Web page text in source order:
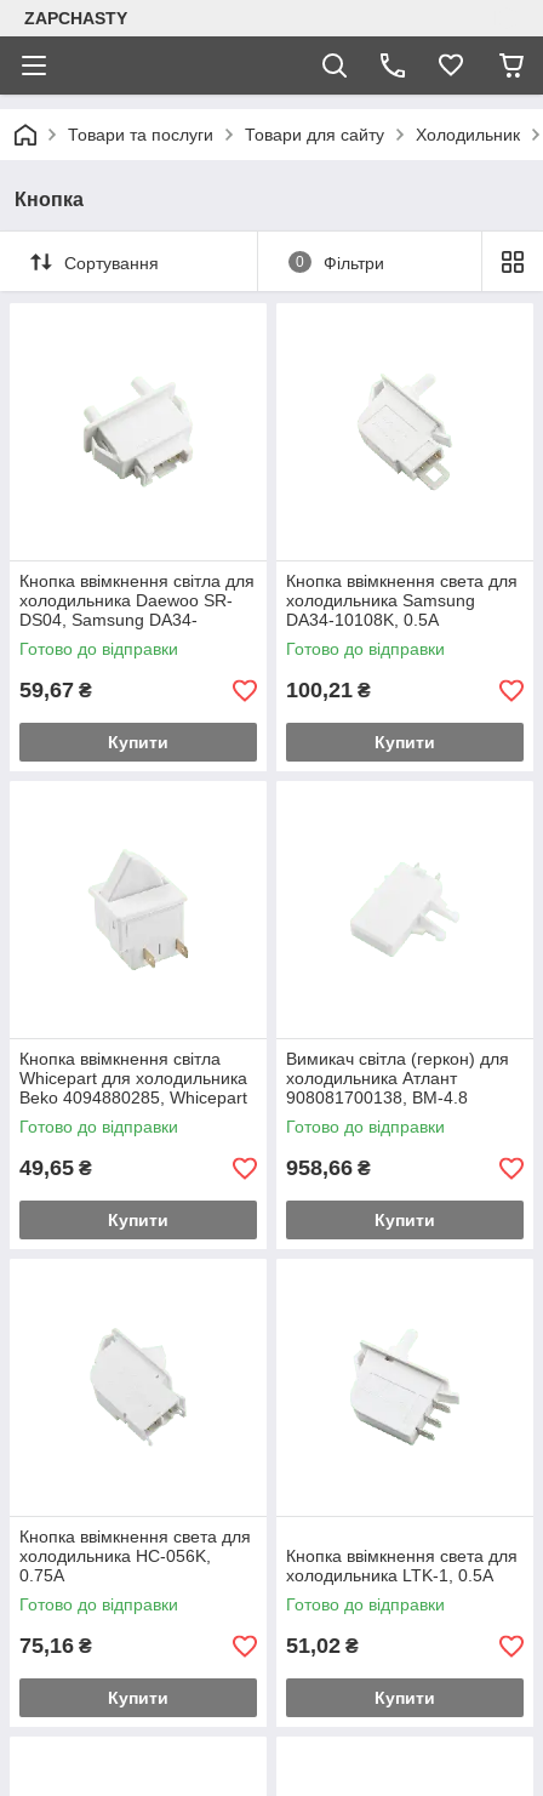
ZAPCHASTY
Товари та послуги Товари для сайту Холодильник
Кнопка
Сортування 0 Фільтри
Кнопка ввімкнення світла для
холодильника Daewoo SR-
DS04, Samsung DA34-
00006C, 4 контакти
Готово до відправки
59,67 ₴
Купити
Кнопка ввімкнення света для
холодильника Samsung
DA34-10108K, 0.5A
Готово до відправки
100,21 ₴
Купити
Кнопка ввімкнення світла
Whicepart для холодильника
Beko 4094880285, Whicepart
LTK-17, 0,5 A
Готово до відправки
49,65 ₴
Купити
Вимикач світла (геркон) для
холодильника Атлант
908081700138, ВМ-4.8
Готово до відправки
958,66 ₴
Купити
Кнопка ввімкнення света для
холодильника HC-056K,
0.75A
Готово до відправки
75,16 ₴
Купити
Кнопка ввімкнення света для
холодильника LTK-1, 0.5A
Готово до відправки
51,02 ₴
Купити